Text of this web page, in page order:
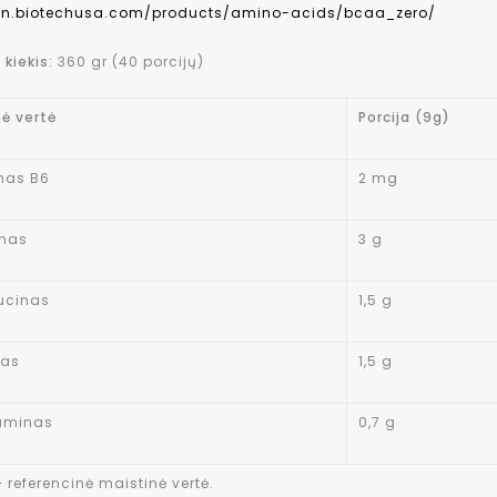
products/amino-acids/bcaa_zero/
kiekis: 360 gr (40 porcijų)
vertė Porcija (9g)
B6 2 mg
3 g
1,5 g
1,5 g
0,7 g
referencinė maistinė vertė.